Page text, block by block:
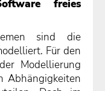
freies
sind die
Für den
Modellierung
Abhängigkeiten